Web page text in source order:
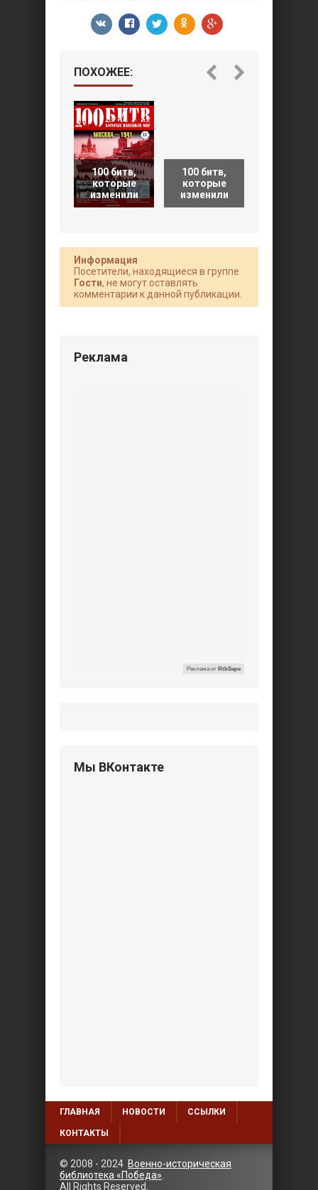
ПОХОЖЕЕ:
100 битв,
которые
изменили
100 битв,
которые
изменили
Информация
Посетители, находящиеся в группе
Гости, не могут оставлять
комментарии к данной публикации.
Реклама
Реклама от RtbSape
Мы ВКонтакте
ГЛАВНАЯ НОВОСТИ ССЫЛКИ
КОНТАКТЫ
© 2008 - 2024 Военно-историческая
библиотека «Победа»
All Rights Reserved.